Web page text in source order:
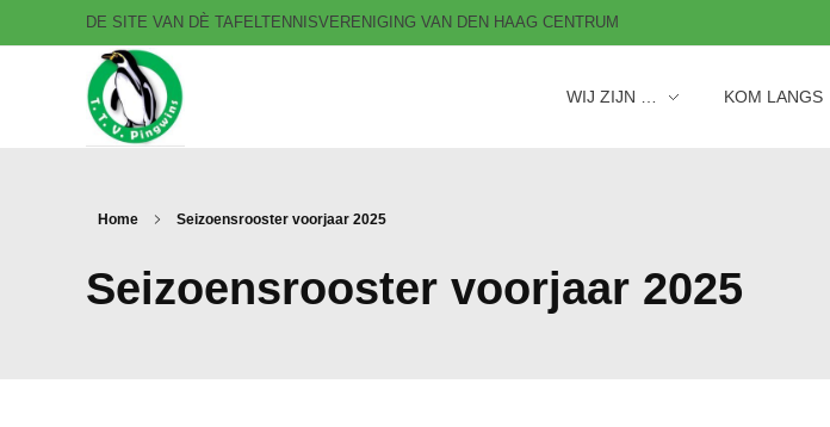
DE SITE VAN DÈ TAFELTENNISVERENIGING VAN DEN HAAG CENTRUM
T.T.V. Pingwins
WIJ ZIJN … KOM LANGS
Home Seizoensrooster voorjaar 2025
Seizoensrooster voorjaar 2025